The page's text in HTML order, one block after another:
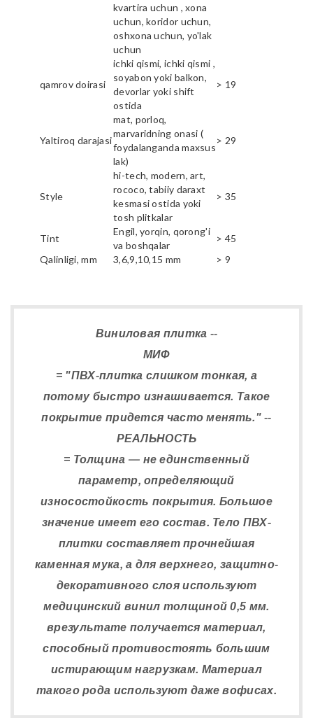
kvartira uchun , xona
uchun, koridor uchun,
oshxona uchun, yo'lak
uchun
qamrov doirasi
ichki qismi, ichki qismi ,
soyabon yoki balkon,
devorlar yoki shift
ostida
> 19
Yaltiroq darajasi
mat, porloq,
marvaridning onasi (
foydalanganda maxsus
lak)
> 29
Style
hi-tech, modern, art,
rococo, tabiiy daraxt
kesmasi ostida yoki
tosh plitkalar
> 35
Tint
Engil, yorqin, qorong'i
va boshqalar
> 45
Qalinligi, mm
3,6,9,10,15 mm > 9
Виниловая плитка --
МИФ
= "ПВХ-плитка слишком тонкая, а
потому быстро изнашивается. Такое
покрытие придется часто менять." --
РЕАЛЬНОСТЬ
= Толщина — не единственный
параметр, определяющий
износостойкость покрытия. Большое
значение имеет его состав. Тело ПВХ-
плитки составляет прочнейшая
каменная мука, а для верхнего, защитно-
декоративного слоя используют
медицинский винил толщиной 0,5 мм.
врезультате получается материал,
способный противостоять большим
истирающим нагрузкам. Материал
такого рода используют даже вофисах.